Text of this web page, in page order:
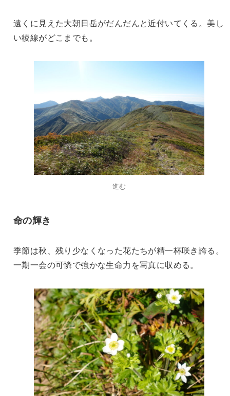
遠くに見えた大朝日岳がだんだんと近付いてくる。美し
い稜線がどこまでも。
進む
命の輝き
季節は秋、残り少なくなった花たちが精一杯咲き誇る。
一期一会の可憐で強かな生命力を写真に収める。